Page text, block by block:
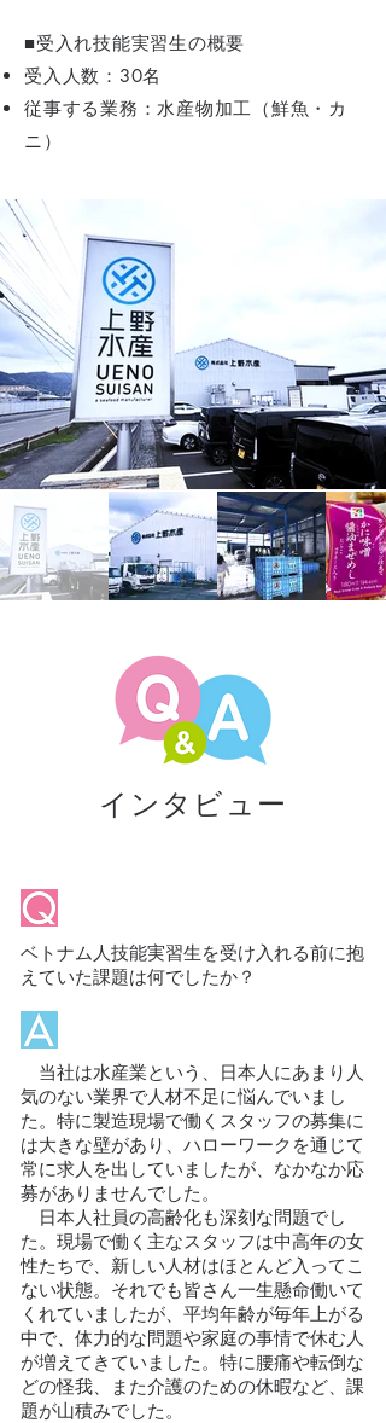
■受入れ技能実習生の概要
受入人数：30名
従事する業務：水産物加工（鮮魚・カ
ニ）
インタビュー
ベトナム人技能実習生を受け入れる前に抱
えていた課題は何でしたか？
当社は水産業という、日本人にあまり人
気のない業界で人材不足に悩んでいまし
た。特に製造現場で働くスタッフの募集に
は大きな壁があり、ハローワークを通じて
常に求人を出していましたが、なかなか応
募がありませんでした。
日本人社員の高齢化も深刻な問題でし
た。現場で働く主なスタッフは中高年の女
性たちで、新しい人材はほとんど入ってこ
ない状態。それでも皆さん一生懸命働いて
くれていましたが、平均年齢が毎年上がる
中で、体力的な問題や家庭の事情で休む人
が増えてきていました。特に腰痛や転倒な
どの怪我、また介護のための休暇など、課
題が山積みでした。